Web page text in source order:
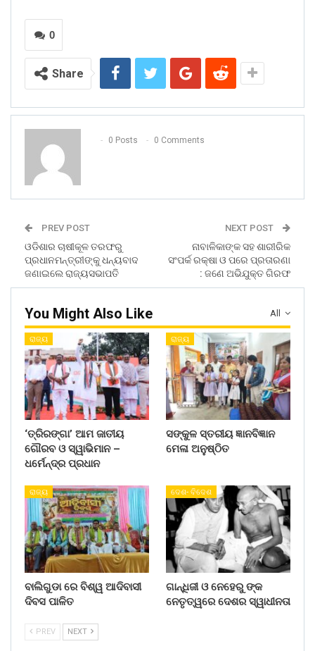
0
Share
0 Posts 0 Comments
PREV POST
ଓଡିଶାର ଚାଷୀକୂଳ ତରଫରୁ
ପ୍ରଧାନମନ୍ତ୍ରୀଙ୍କୁ ଧନ୍ୟବାଦ
ଜଣାଇଲେ ରାଜ୍ୟସଭାପତି
NEXT POST
ନାବାଳିକାଙ୍କ ସହ ଶାରୀରିକ
ସଂପର୍କ ରକ୍ଷା ଓ ପରେ ପ୍ରତାରଣା
: ଜଣେ ଅଭିଯୁକ୍ତ ଗିରଫ
All
You Might Also Like
ରାଜ୍ୟ
‘ତ୍ରିରଙ୍ଗା’ ଆମ ଜାତୀୟ
ଗୌରବ ଓ ସ୍ୱାଭିମାନ –
ଧର୍ମେନ୍ଦ୍ର ପ୍ରଧାନ
ରାଜ୍ୟ
ସଙ୍କୁଳ ସ୍ତରୀୟ ଜ୍ଞାନବିଜ୍ଞାନ
ମେଳା ଅନୁଷ୍ଠିତ
ରାଜ୍ୟ
ବାଲିଗୁଡା ରେ ବିଶ୍ୱ ଆଦିବାସୀ
ଦିବସ ପାଳିତ
ଦେଶ- ବିଦେଶ
ଗାନ୍ଧିଜୀ ଓ ନେହେରୁ ଙ୍କ
ନେତୃତ୍ୱରେ ଦେଶର ସ୍ୱାଧୀନତା
PREV NEXT